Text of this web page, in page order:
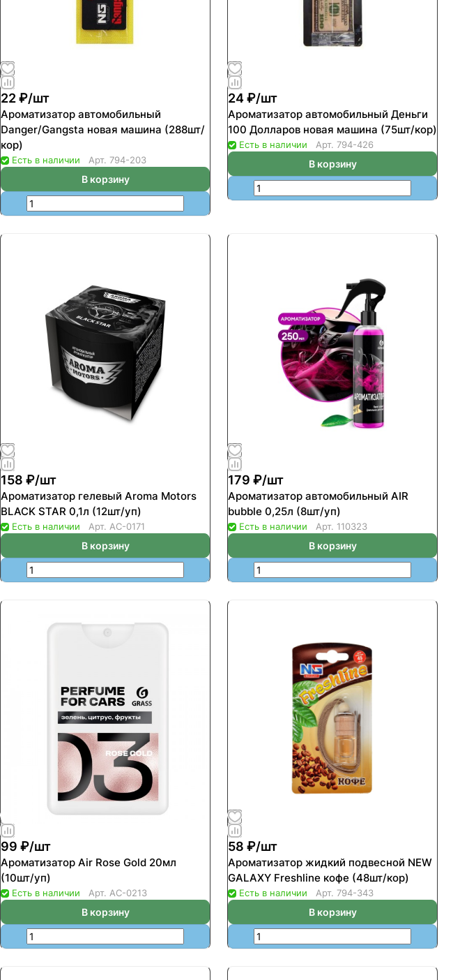
22 ₽/шт
Ароматизатор автомобильный
Danger/Gangsta новая машина (288шт/
кор)
Есть в наличии Арт. 794-203
В корзину
24 ₽/шт
Ароматизатор автомобильный Деньги
100 Долларов новая машина (75шт/кор)
Есть в наличии Арт. 794-426
В корзину
158 ₽/шт
Ароматизатор гелевый Aroma Motors
BLACK STAR 0,1л (12шт/уп)
Есть в наличии Арт. АС-0171
В корзину
179 ₽/шт
Ароматизатор автомобильный AIR
bubble 0,25л (8шт/уп)
Есть в наличии Арт. 110323
В корзину
99 ₽/шт
Ароматизатор Air Rose Gold 20мл
(10шт/уп)
Есть в наличии Арт. AC-0213
В корзину
58 ₽/шт
Ароматизатор жидкий подвесной NEW
GALAXY Freshline кофе (48шт/кор)
Есть в наличии Арт. 794-343
В корзину